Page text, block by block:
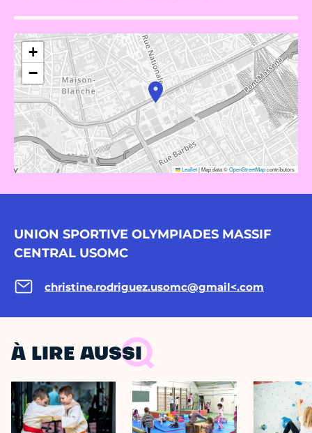
+
−
Leaflet|Map data ©OpenStreetMapcontributors
UNION SPORTIVE OLYMPIADES MASSIF
CENTRAL USOMC
christine.rodriguez.usomc@gmail<.com
À LIRE AUSSI